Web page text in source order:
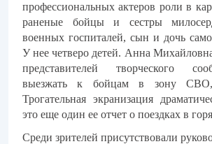
профессиональных актеров роли в
раненые бойцы и сестры
военных госпиталей, сын и дочь
У нее четверо детей. Анна
представителей творческого
выезжать к бойцам в зону СВО,
Трогательная экранизация
это еще один ее отчет о поездках в
Среди зрителей присутствовали